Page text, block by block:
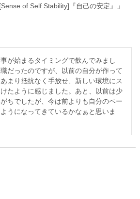
of Self Stability]『自己の安定』」
が始まるタイミングで飲んでみまし
だったのですが、以前の自分が作って
まり抵抗なく手放せ、新しい環境にス
たように感じました。あと、以前は少
ちでしたが、今は前よりも自分のペー
うになってきているかなぁと思いま